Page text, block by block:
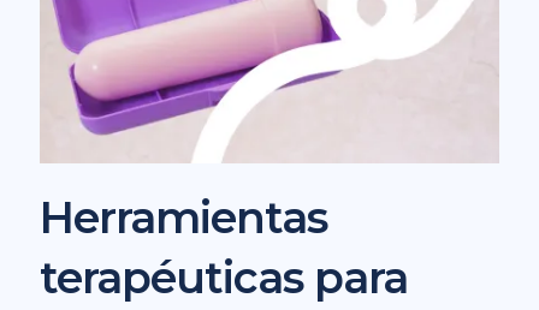
Herramientas
terapéuticas para